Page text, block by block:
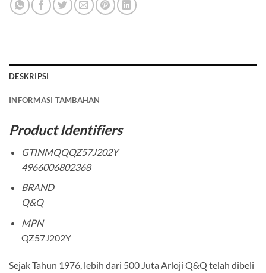
DESKRIPSI
INFORMASI TAMBAHAN
Product Identifiers
GTINMQQQZ57J202Y
4966006802368
BRAND
Q&Q
MPN
QZ57J202Y
Sejak Tahun 1976, lebih dari 500 Juta Arloji Q&Q telah dibeli